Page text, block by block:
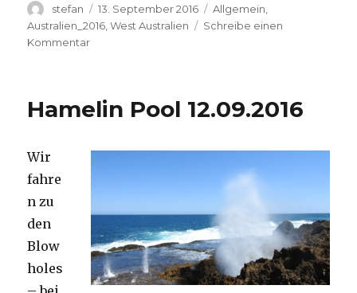
Autor
stefan
Veröffentlicht
am
13. September 2016 Kategorien
Allgemein
Australien_2016 ,West Australien
Schreibe einen
Kommentarzu
Hamelin Pool 12.09.2016
Wir
fahre
n zu
den
Blow
holes